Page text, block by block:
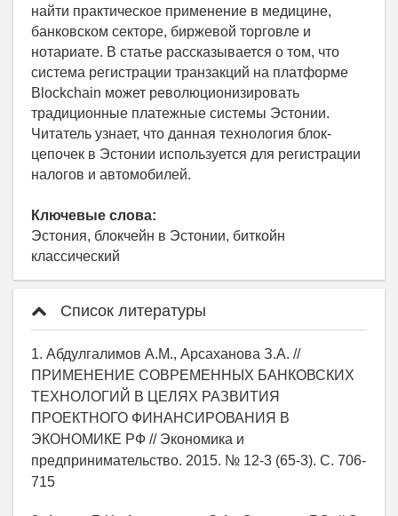
найти практическое применение в медицине,
банковском секторе, биржевой торговле и
нотариате. В статье рассказывается о том, что
система регистрации транзакций на платформе
Blockchain может революционизировать
традиционные платежные системы Эстонии.
Читатель узнает, что данная технология блок-
цепочек в Эстонии используется для регистрации
налогов и автомобилей.
Ключевые слова:
Эстония, блокчейн в Эстонии, биткойн
классический
Список литературы
1. Абдулгалимов А.М., Арсаханова З.А. //
ПРИМЕНЕНИЕ СОВРЕМЕННЫХ БАНКОВСКИХ
ТЕХНОЛОГИЙ В ЦЕЛЯХ РАЗВИТИЯ
ПРОЕКТНОГО ФИНАНСИРОВАНИЯ В
ЭКОНОМИКЕ РФ // Экономика и
предпринимательство. 2015. № 12-3 (65-3). С. 706-
715